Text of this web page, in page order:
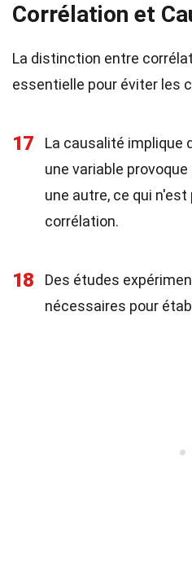
Corrélation et
La distinction entre
essentielle pour éviter les
17
La causalité implique
une variable
une autre, ce qui
corrélation.
18
Des études
nécessaires pour